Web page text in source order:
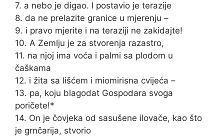
7. a nebo je digao. I postavio je terazije
8. da ne prelazite granice u mjerenju –
9. i pravo mjerite i na teraziji ne zakidajte!
10. A Zemlju je za stvorenja razastro,
11. na njoj ima voća i palmi sa plodom u
čaškama
12. i žita sa lišćem i miomirisna cvijeća –
13. pa, koju blagodat Gospodara svoga
poričete!*
14. On je čovjeka od sasušene ilovače, kao što
je grnčarija, stvorio